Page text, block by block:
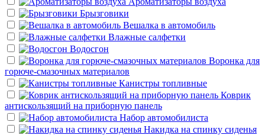
Брызговики
Вешалка в автомобиль
Влажные салфетки
Водосгон
Воронка для
горюче-смазочных материалов
Канистры топливные
Коврик
антискользящий на приборную панель
Набор автомобилиста
Накидка на спинку сиденья